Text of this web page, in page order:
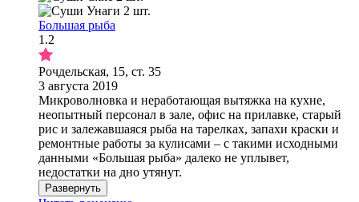
Большая рыба
1.2
Рочдельская, 15, ст. 35
3 августа 2019
Микроволновка и неработающая вытяжка на кухне,
неопытный персонал в зале, офис на прилавке, старый
рис и залежавшаяся рыба на тарелках, запахи краски и
ремонтные работы за кулисами – с такими исходными
данными «Большая рыба» далеко не уплывет,
недостатки на дно утянут.
Развернуть